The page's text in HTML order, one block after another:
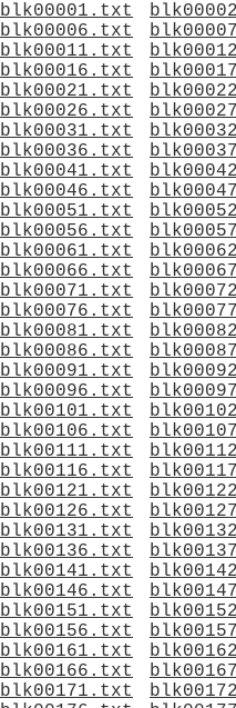
blk00001.txt
blk00006.txt
blk00011.txt
blk00016.txt
blk00021.txt
blk00026.txt
blk00031.txt
blk00036.txt
blk00041.txt
blk00046.txt
blk00051.txt
blk00056.txt
blk00061.txt
blk00066.txt
blk00071.txt
blk00076.txt
blk00081.txt
blk00086.txt
blk00091.txt
blk00096.txt
blk00101.txt
blk00106.txt
blk00111.txt
blk00116.txt
blk00121.txt
blk00126.txt
blk00131.txt
blk00136.txt
blk00141.txt
blk00146.txt
blk00151.txt
blk00156.txt
blk00161.txt
blk00166.txt
blk00171.txt